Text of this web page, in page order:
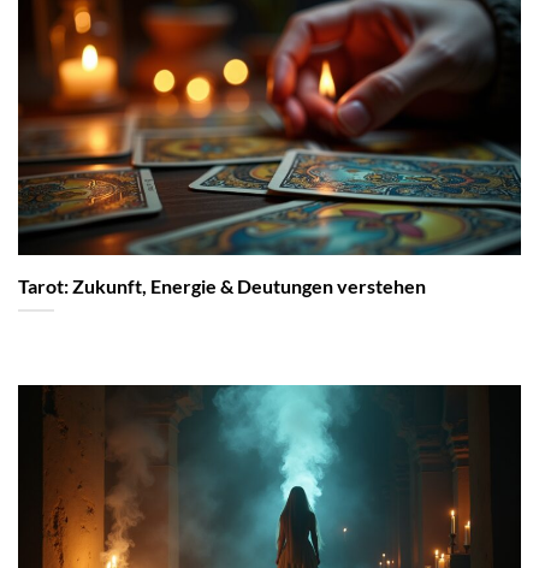
Tarot: Zukunft, Energie & Deutungen verstehen